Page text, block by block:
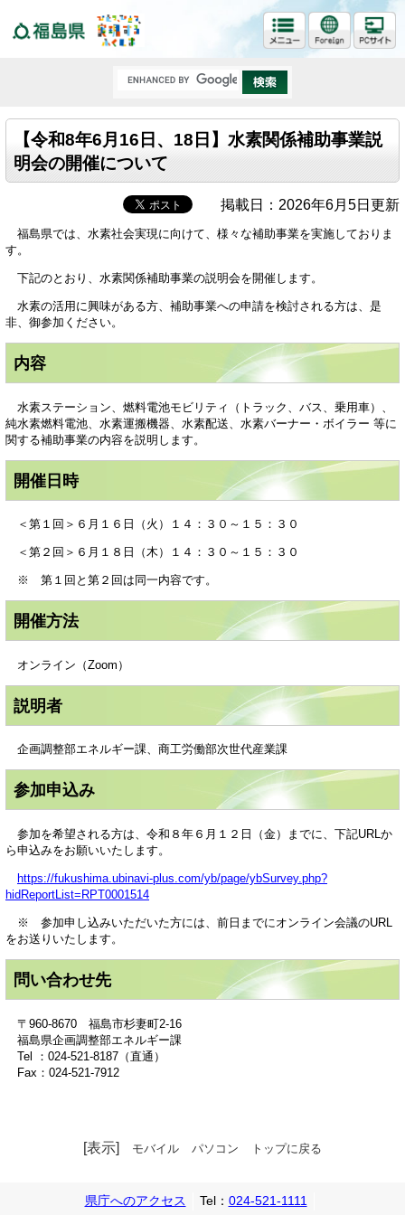
【令和8年6月16日、18日】水素関係補助事業説
明会の開催について
掲載日：2026年6月5日更新
福島県では、水素社会実現に向けて、様々な補助事業を実施しておりま
す。
下記のとおり、水素関係補助事業の説明会を開催します。
水素の活用に興味がある方、補助事業への申請を検討される方は、是
非、御参加ください。
内容
水素ステーション、燃料電池モビリティ（トラック、バス、乗用車）、
純水素燃料電池、水素運搬機器、水素配送、水素バーナー・ボイラー 等に
関する補助事業の内容を説明します。
開催日時
＜第１回＞６月１６日（火）１４：３０～１５：３０
＜第２回＞６月１８日（木）１４：３０～１５：３０
※ 第１回と第２回は同一内容です。
開催方法
オンライン（Zoom）
説明者
企画調整部エネルギー課、商工労働部次世代産業課
参加申込み
参加を希望される方は、令和８年６月１２日（金）までに、下記URLか
ら申込みをお願いいたします。
https://fukushima.ubinavi-plus.com/yb/page/ybSurvey.php?
hidReportList=RPT0001514
※ 参加申し込みいただいた方には、前日までにオンライン会議のURL
をお送りいたします。
問い合わせ先
〒960-8670 福島市杉妻町2-16
福島県企画調整部エネルギー課
Tel ：024-521-8187（直通）
Fax：024-521-7912
[表示] モバイル パソコン トップに戻る
県庁へのアクセス Tel： 024-521-1111